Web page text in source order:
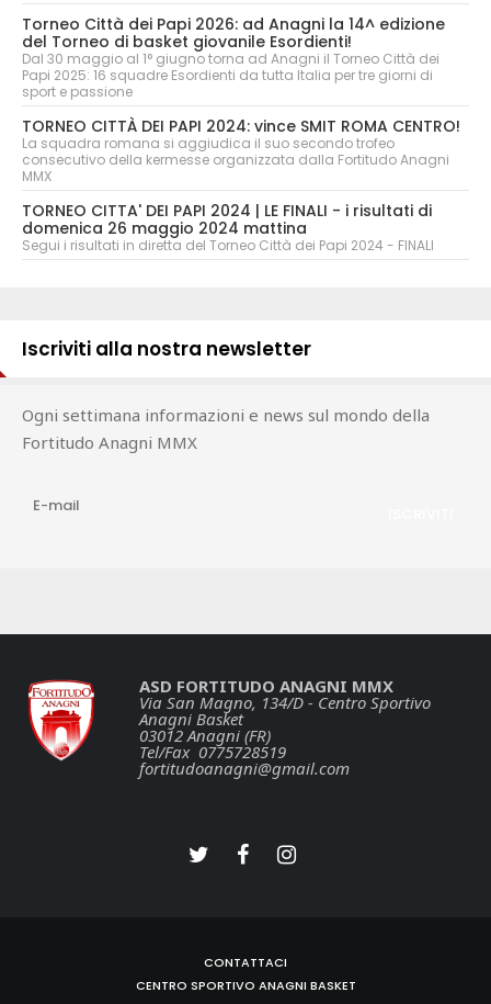
Torneo Città dei Papi 2026: ad Anagni la 14^ edizione
del Torneo di basket giovanile Esordienti!
Dal 30 maggio al 1° giugno torna ad Anagni il Torneo Città dei
Papi 2025: 16 squadre Esordienti da tutta Italia per tre giorni di
sport e passione
TORNEO CITTÀ DEI PAPI 2024: vince SMIT ROMA CENTRO!
La squadra romana si aggiudica il suo secondo trofeo
consecutivo della kermesse organizzata dalla Fortitudo Anagni
MMX
TORNEO CITTA' DEI PAPI 2024 | LE FINALI - i risultati di
domenica 26 maggio 2024 mattina
Segui i risultati in diretta del Torneo Città dei Papi 2024 - FINALI
Iscriviti alla nostra newsletter
Ogni settimana informazioni e news sul mondo della
Fortitudo Anagni MMX
ASD FORTITUDO ANAGNI MMX
Via San Magno, 134/D - Centro Sportivo
Anagni Basket
03012 Anagni (FR)
Tel/Fax 0775728519
fortitudoanagni@gmail.com
CONTATTACI
CENTRO SPORTIVO ANAGNI BASKET